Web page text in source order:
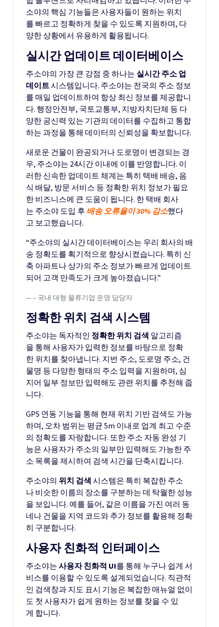
소야의 핵심 기능들은 사용자들이 원하는 위치
를 빠르고 정확하게 찾을 수 있도록 지원하며, 다
양한 상황에서 유용하게 활용됩니다.
실시간 업데이트 데이터베이스
주소야의 가장 큰 강점 중 하나는 실시간 주소 업
데이트시스템입니다. 주소야는 전국의 주소 정보
를 매일 업데이트하여 항상 최신 정보를 제공합니
다. 행정안전부, 국토교통부, 지방자치단체 등 다
양한 공신력 있는 기관의 데이터를 수집하고 통합
하는 과정을 통해 데이터의 신뢰성을 확보합니다.
새로운 건물이 완공되거나 도로명이 변경되는 경
우, 주소야는 24시간 이내에 이를 반영합니다. 이
러한 신속한 업데이트 체계는 특히 택배 배송, 음
식 배달, 방문 서비스 등 정확한 위치 정보가 필요
한 비즈니스에 큰 도움이 됩니다. 한 택배 회사
는 주소야 도입 후 배송 오류율이 30% 감소했다
고 보고했습니다.
“주소야의 실시간 데이터베이스는 우리 회사의 배
송 정확도를 획기적으로 향상시켰습니다. 특히 신
축 아파트나 상가의 주소 정보가 빠르게 업데이트
되어 고객 만족도가 크게 높아졌습니다.”
– 국내 대형 물류기업 운영 담당자
정확한 위치 검색 시스템
주소야는 독자적인 정확한 위치 검색 알고리즘
을 통해 사용자가 입력한 정보를 바탕으로 정확
한 위치를 찾아냅니다. 지번 주소, 도로명 주소, 건
물명 등 다양한 형태의 주소 입력을 지원하며, 심
지어 일부 정보만 입력해도 관련 위치를 추천해 줍
니다.
GPS 연동 기능을 통해 현재 위치 기반 검색도 가능
하며, 오차 범위는 평균 5m 이내로 업계 최고 수준
의 정확도를 자랑합니다. 또한 주소 자동 완성 기
능은 사용자가 주소의 일부만 입력해도 가능한 주
소 목록을 제시하여 검색 시간을 단축시킵니다.
주소야의 위치 검색 시스템은 특히 복잡한 주소
나 비슷한 이름의 장소를 구분하는 데 탁월한 성능
을 보입니다. 예를 들어, 같은 이름을 가진 여러 동
네나 건물을 지역 코드와 추가 정보를 활용해 정확
히 구분합니다.
사용자 친화적 인터페이스
주소야는 사용자 친화적 UI를 통해 누구나 쉽게 서
비스를 이용할 수 있도록 설계되었습니다. 직관적
인 검색창과 지도 표시 기능은 복잡한 매뉴얼 없이
도 첫 사용자가 쉽게 원하는 정보를 찾을 수 있
게 합니다.